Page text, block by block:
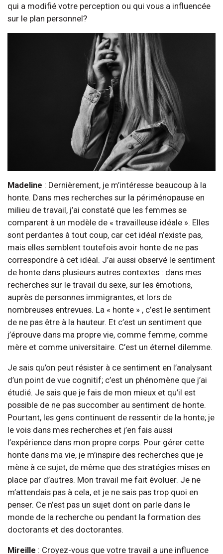
qui a modifié votre perception ou qui vous a influencée
sur le plan personnel?
Madeline : Dernièrement, je m’intéresse beaucoup à la
honte. Dans mes recherches sur la périménopause en
milieu de travail, j’ai constaté que les femmes se
comparent à un modèle de « travailleuse idéale ». Elles
sont perdantes à tout coup, car cet idéal n’existe pas,
mais elles semblent toutefois avoir honte de ne pas
correspondre à cet idéal. J’ai aussi observé le sentiment
de honte dans plusieurs autres contextes : dans mes
recherches sur le travail du sexe, sur les émotions,
auprès de personnes immigrantes, et lors de
nombreuses entrevues. La « honte » , c’est le sentiment
de ne pas être à la hauteur. Et c’est un sentiment que
j’éprouve dans ma propre vie, comme femme, comme
mère et comme universitaire. C’est un éternel dilemme.
Je sais qu’on peut résister à ce sentiment en l’analysant
d’un point de vue cognitif; c’est un phénomène que j’ai
étudié. Je sais que je fais de mon mieux et qu’il est
possible de ne pas succomber au sentiment de honte.
Pourtant, les gens continuent de ressentir de la honte; je
le vois dans mes recherches et j’en fais aussi
l’expérience dans mon propre corps. Pour gérer cette
honte dans ma vie, je m’inspire des recherches que je
mène à ce sujet, de même que des stratégies mises en
place par d’autres. Mon travail me fait évoluer. Je ne
m’attendais pas à cela, et je ne sais pas trop quoi en
penser. Ce n’est pas un sujet dont on parle dans le
monde de la recherche ou pendant la formation des
doctorants et des doctorantes.
Mireille : Croyez-vous que votre travail a une influence